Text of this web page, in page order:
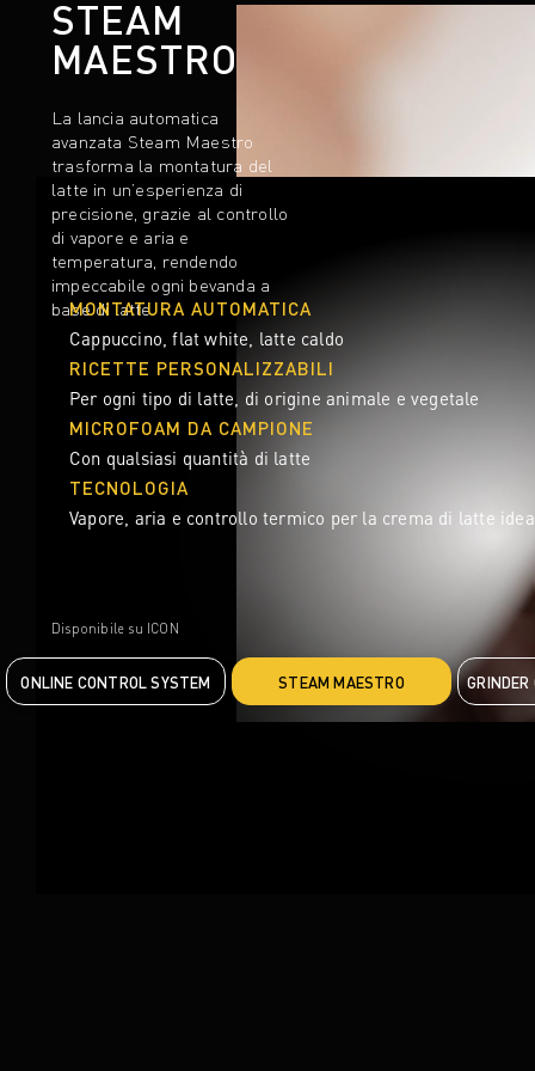
STEAM
MAESTRO
La lancia automatica
avanzata Steam Maestro
trasforma la montatura del
latte in un’esperienza di
precisione, grazie al controllo
di vapore e aria e
temperatura, rendendo
impeccabile ogni bevanda a
base di latte.
MONTATURA AUTOMATICA
Cappuccino, flat white, latte caldo
RICETTE PERSONALIZZABILI
Per ogni tipo di latte, di origine animale e vegetale
MICROFOAM DA CAMPIONE
Con qualsiasi quantità di latte
TECNOLOGIA
Vapore, aria e controllo termico per la crema di latte
Disponibile su ICON
ONLINE CONTROL SYSTEM STEAM MAESTRO